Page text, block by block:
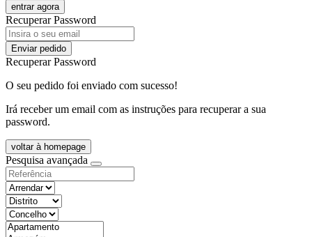
entrar agora
Recuperar Password
Enviar pedido
Recuperar Password
O seu pedido foi enviado com sucesso!
Irá receber um email com as instruções para recuperar a sua
password.
voltar à homepage
Pesquisa avançada
objective
districtId
countyId
types